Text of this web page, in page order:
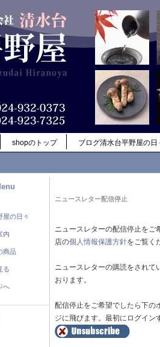
shopのトップ ブログ清水台平野屋の日
屋の日々
内
商品
る
へ
ニュースレター配信停止
ニュースレターの配信停止を
店の個人情報保護方針をご覧く
ニュースレターの購読をされ
おります。
配信停止をご希望でしたら下の
ジに飛びます。最初にログイン